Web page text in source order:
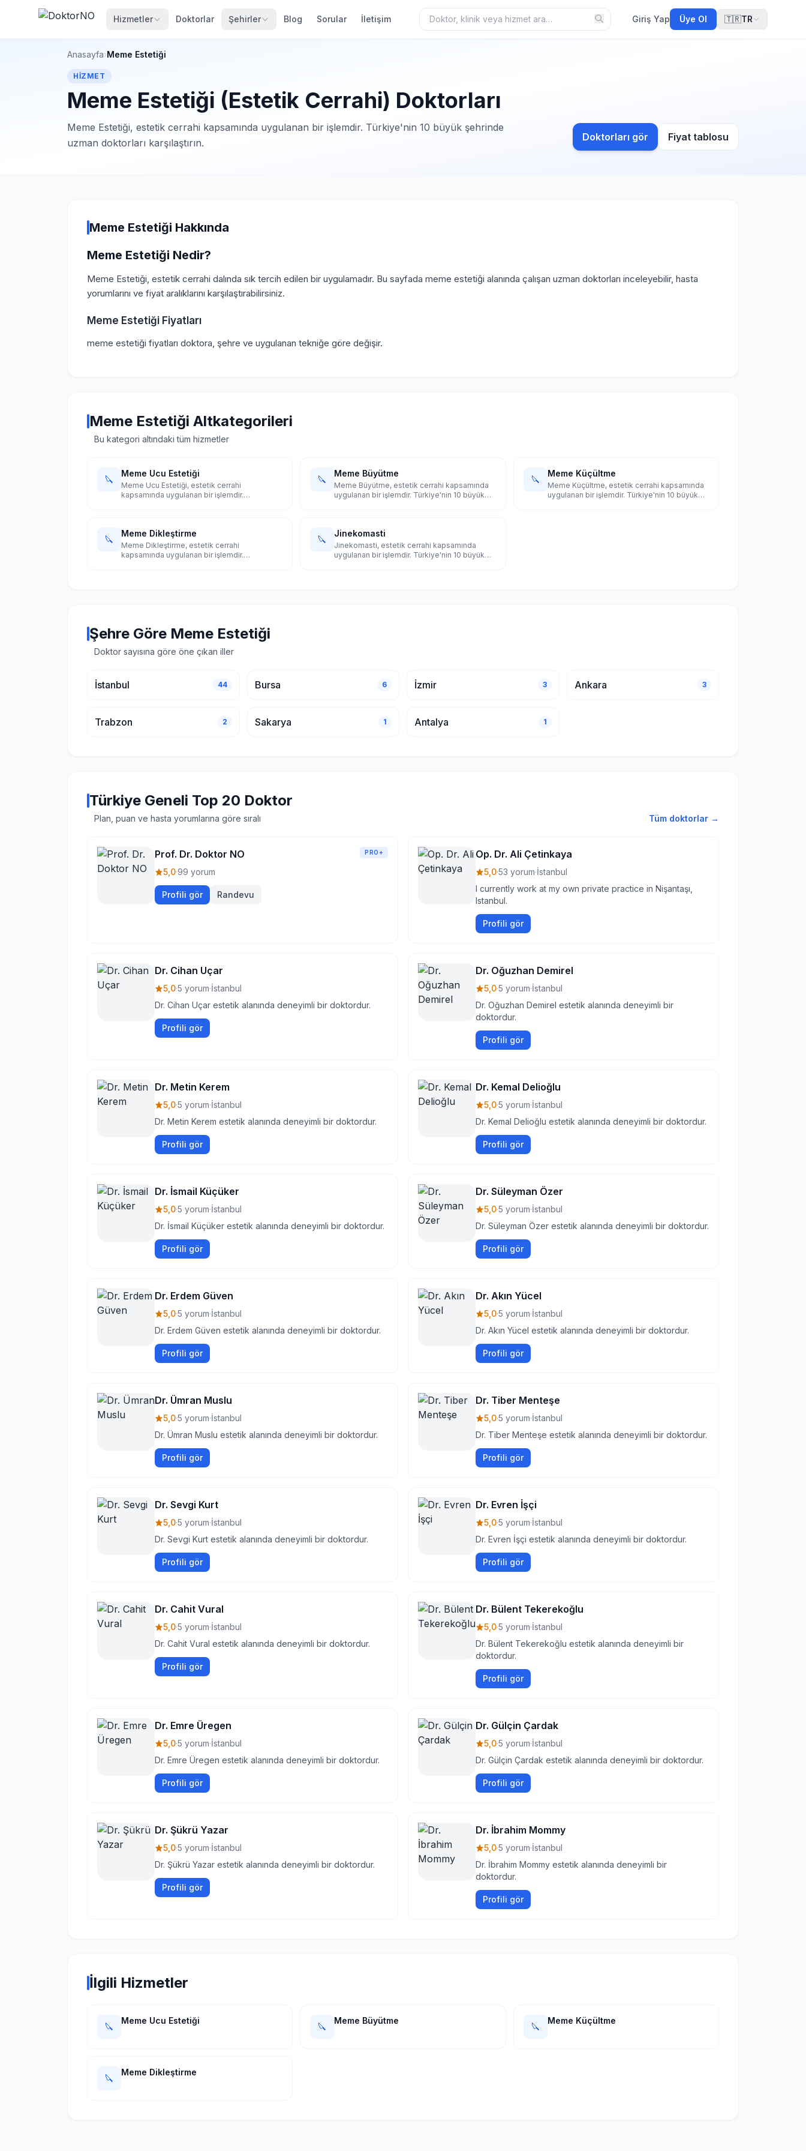
Hizmetler Doktorlar Şehirler Blog Sorular İletişim Giriş Yap Üye Ol 🇹🇷TR
Anasayfa›Meme Estetiği
HIZMET
Meme Estetiği (Estetik Cerrahi) Doktorları
Meme Estetiği, estetik cerrahi kapsamında uygulanan bir işlemdir. Türkiye'nin 10 büyük şehrinde
uzman doktorları karşılaştırın.
Doktorları gör Fiyat tablosu
Meme Estetiği Hakkında
Meme Estetiği Nedir?
Meme Estetiği, estetik cerrahi dalında sık tercih edilen bir uygulamadır. Bu sayfada meme estetiği alanında çalışan uzman doktorları inceleyebilir, hasta
yorumlarını ve fiyat aralıklarını karşılaştırabilirsiniz.
Meme Estetiği Fiyatları
meme estetiği fiyatları doktora, şehre ve uygulanan tekniğe göre değişir.
Meme Estetiği Altkategorileri
Bu kategori altındaki tüm hizmetler
🔪
Meme Ucu Estetiği
Meme Ucu Estetiği, estetik cerrahi
kapsamında uygulanan bir işlemdir.
🔪
Meme Büyütme
Meme Büyütme, estetik cerrahi kapsamında
uygulanan bir işlemdir. Türkiye'nin 10 büyük
🔪
Meme Küçültme
Meme Küçültme, estetik cerrahi kapsamında
uygulanan bir işlemdir. Türkiye'nin 10 büyük
🔪
Meme Dikleştirme
Meme Dikleştirme, estetik cerrahi
kapsamında uygulanan bir işlemdir.
🔪
Jinekomasti
Jinekomasti, estetik cerrahi kapsamında
uygulanan bir işlemdir. Türkiye'nin 10 büyük
Şehre Göre Meme Estetiği
Doktor sayısına göre öne çıkan iller
İstanbul 44 Bursa 6 İzmir 3 Ankara 3
Trabzon 2 Sakarya 1 Antalya 1
Türkiye Geneli Top 20 Doktor
Plan, puan ve hasta yorumlarına göre sıralı Tüm doktorlar →
Prof. Dr. Doktor NO PRO+
5,0·99 yorum
Profili gör Randevu
Op. Dr. Ali Çetinkaya
5,0·53 yorum·İstanbul
I currently work at my own private practice in Nişantaşı,
Istanbul.
Profili gör
Dr. Cihan Uçar
5,0·5 yorum·İstanbul
Dr. Cihan Uçar estetik alanında deneyimli bir doktordur.
Profili gör
Dr. Oğuzhan Demirel
5,0·5 yorum·İstanbul
Dr. Oğuzhan Demirel estetik alanında deneyimli bir
doktordur.
Profili gör
Dr. Metin Kerem
5,0·5 yorum·İstanbul
Dr. Metin Kerem estetik alanında deneyimli bir doktordur.
Profili gör
Dr. Kemal Delioğlu
5,0·5 yorum·İstanbul
Dr. Kemal Delioğlu estetik alanında deneyimli bir doktordur.
Profili gör
Dr. İsmail Küçüker
5,0·5 yorum·İstanbul
Dr. İsmail Küçüker estetik alanında deneyimli bir doktordur.
Profili gör
Dr. Süleyman Özer
5,0·5 yorum·İstanbul
Dr. Süleyman Özer estetik alanında deneyimli bir doktordur.
Profili gör
Dr. Erdem Güven
5,0·5 yorum·İstanbul
Dr. Erdem Güven estetik alanında deneyimli bir doktordur.
Profili gör
Dr. Akın Yücel
5,0·5 yorum·İstanbul
Dr. Akın Yücel estetik alanında deneyimli bir doktordur.
Profili gör
Dr. Ümran Muslu
5,0·5 yorum·İstanbul
Dr. Ümran Muslu estetik alanında deneyimli bir doktordur.
Profili gör
Dr. Tiber Menteşe
5,0·5 yorum·İstanbul
Dr. Tiber Menteşe estetik alanında deneyimli bir doktordur.
Profili gör
Dr. Sevgi Kurt
5,0·5 yorum·İstanbul
Dr. Sevgi Kurt estetik alanında deneyimli bir doktordur.
Profili gör
Dr. Evren İşçi
5,0·5 yorum·İstanbul
Dr. Evren İşçi estetik alanında deneyimli bir doktordur.
Profili gör
Dr. Cahit Vural
5,0·5 yorum·İstanbul
Dr. Cahit Vural estetik alanında deneyimli bir doktordur.
Profili gör
Dr. Bülent Tekerekoğlu
5,0·5 yorum·İstanbul
Dr. Bülent Tekerekoğlu estetik alanında deneyimli bir
doktordur.
Profili gör
Dr. Emre Üregen
5,0·5 yorum·İstanbul
Dr. Emre Üregen estetik alanında deneyimli bir doktordur.
Profili gör
Dr. Gülçin Çardak
5,0·5 yorum·İstanbul
Dr. Gülçin Çardak estetik alanında deneyimli bir doktordur.
Profili gör
Dr. Şükrü Yazar
5,0·5 yorum·İstanbul
Dr. Şükrü Yazar estetik alanında deneyimli bir doktordur.
Profili gör
Dr. İbrahim Mommy
5,0·5 yorum·İstanbul
Dr. İbrahim Mommy estetik alanında deneyimli bir
doktordur.
Profili gör
İlgili Hizmetler
🔪
Meme Ucu Estetiği
🔪
Meme Büyütme
🔪
Meme Küçültme
🔪
Meme Dikleştirme